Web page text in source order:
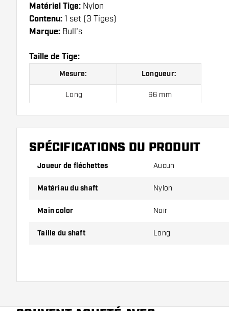
Matériel Tige: Nylon
Contenu: 1 set (3 Tiges)
Marque: Bull's
Taille de Tige:
Mesure: Longueur:
Long 66 mm
Les tiges sont vendus par lot de 3.
Conseil de Dartshopper !
Veillez à disposer d'un grand nombre d'ailettes et
Essayez une tige de taille différente pour découvrir
SPÉCIFICATIONS DU PRODUIT
Joueur de fléchettes Aucun
Matériau du shaft Nylon
Main color Noir
Taille du shaft Long